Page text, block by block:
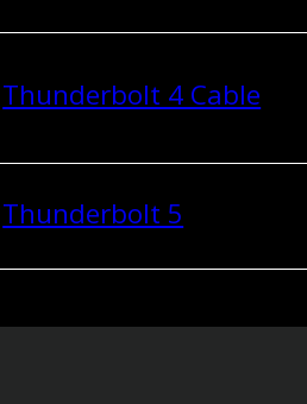
Thunderbolt 4 Cable
Thunderbolt 5